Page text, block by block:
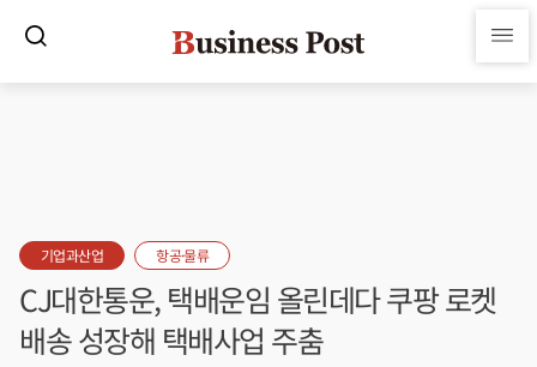
기업과산업 항공·물류
CJ대한통운, 택배운임 올린데다 쿠팡 로켓
배송 성장해 택배사업 주춤